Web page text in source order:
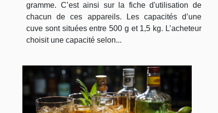
gramme. C’est ainsi sur la fiche d'utilisation de
chacun de ces appareils. Les capacités d’une
cuve sont situées entre 500 g et 1,5 kg. L’acheteur
choisit une capacité selon...